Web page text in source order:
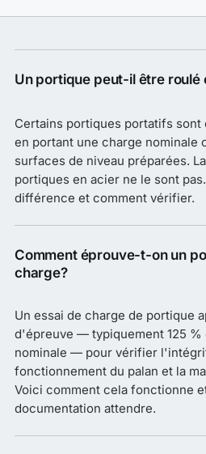
Un portique peut-il être roulé
Certains portiques portatifs
en portant une charge nominale
surfaces de niveau préparées.
portiques en acier ne le sont
différence et comment vérifier.
Comment éprouve-t-on un
charge?
Un essai de charge de portique
d'épreuve — typiquement 125 %
nominale — pour vérifier
fonctionnement du palan et la
Voici comment cela fonctionne
documentation attendre.